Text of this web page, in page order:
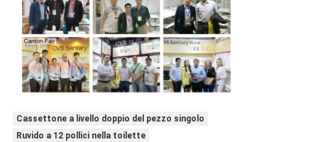
Cassettone a livello doppio del pezzo singolo
Ruvido a 12 pollici nella toilette